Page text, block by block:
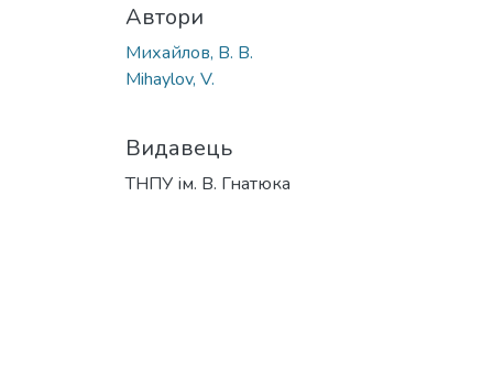
Автори
Михайлов, В. В.
Mihaylov, V.
Видавець
ТНПУ ім. В. Гнатюка